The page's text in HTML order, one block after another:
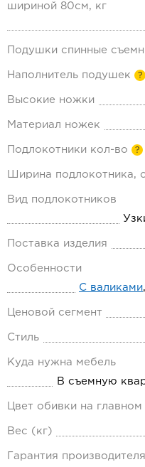
шириной 80см, кг
Подушки спинные
Наполнитель подушек ?
Высокие ножки
Материал ножек
Подлокотники кол-во ?
Ширина подлокотника,
Вид подлокотников
Поставка изделия
Особенности
С валиками,
Ценовой сегмент
Стиль
Куда нужна мебель
В съемную
Цвет обивки на
Вес (кг)
Гарантия производителя